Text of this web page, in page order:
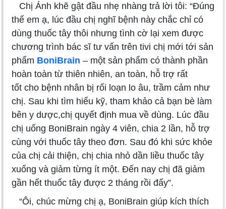
Chị Ánh khẽ gật đầu nhẹ nhàng trả lời tôi: “Đúng
thế em ạ, lúc đầu chị nghĩ bệnh này chắc chỉ có
dùng thuốc tây thôi nhưng tình cờ lại xem được
chương trình bác sĩ tư vấn trên tivi chị mới tới sản
phẩm BoniBrain – một sản phẩm có thành phần
hoàn toàn từ thiên nhiên, an toàn, hỗ trợ rất
tốt cho bệnh nhân bị rối loạn lo âu, trầm cảm như
chị. Sau khi tìm hiểu kỹ, tham khảo cả bạn bè làm
bên y dược,chị quyết định mua về dùng. Lúc đầu
chị uống BoniBrain ngày 4 viên, chia 2 lần, hỗ trợ
cùng với thuốc tây theo đơn. Sau đó khi sức khỏe
của chị cải thiện, chị chia nhỏ dần liều thuốc tây
xuống và giảm từng ít một. Đến nay chị đã giảm
gần hết thuốc tây được 2 tháng rồi đấy”.
“Ôi, chúc mừng chị ạ, BoniBrain giúp kích thích